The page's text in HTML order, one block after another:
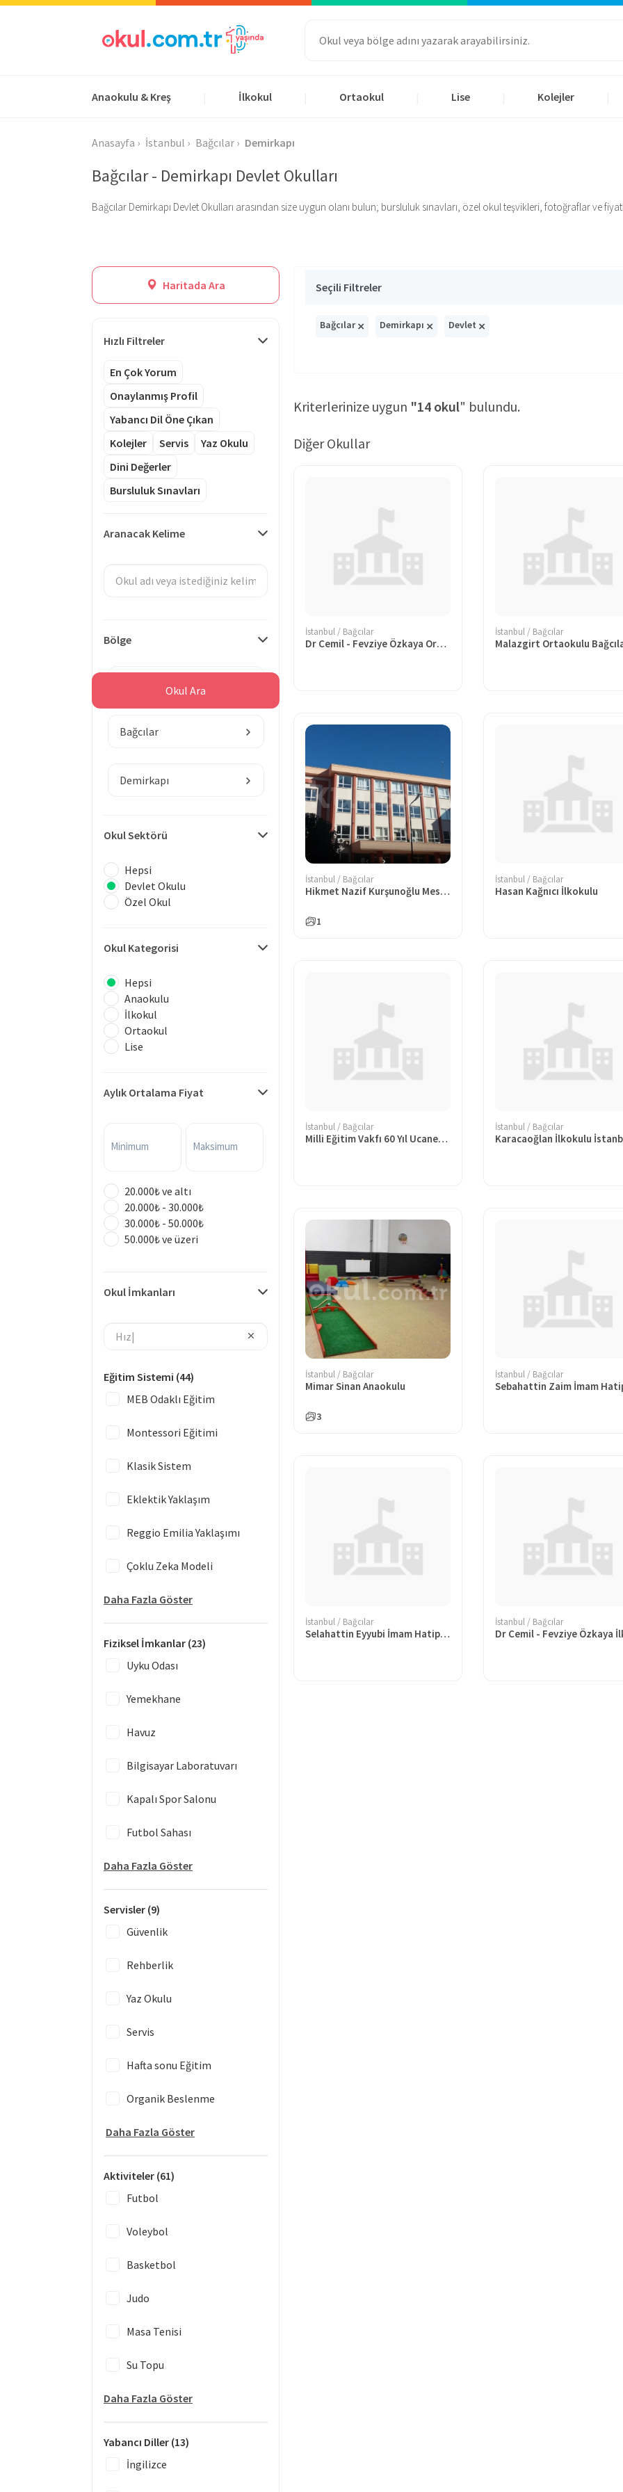
Anaokulu & Kreş İlkokul Ortaokul Lise Kolejler
Anasayfa İstanbul Bağcılar Demirkapı
Bağcılar - Demirkapı Devlet Okulları
Bağcılar Demirkapı Devlet Okulları arasından size uygun olanı bulun; bursluluk sınavları, özel okul teşvikleri, fotoğraflar ve
Haritada Ara
Hızlı Filtreler
En Çok Yorum
Onaylanmış Profil
Yabancı Dil Öne Çıkan
Kolejler
Servis
Yaz Okulu
Dini Değerler
Bursluluk Sınavları
Aranacak Kelime
Bölge
Bağcılar
Demirkapı
Okul Sektörü
Hepsi
Devlet Okulu
Özel Okul
Okul Kategorisi
Hepsi
Anaokulu
İlkokul
Ortaokul
Lise
Aylık Ortalama Fiyat
Minimum Maksimum
20.000₺ ve altı
20.000₺ - 30.000₺
30.000₺ - 50.000₺
50.000₺ ve üzeri
Okul İmkanları
Eğitim Sistemi (44)
MEB Odaklı Eğitim
Montessori Eğitimi
Klasik Sistem
Eklektik Yaklaşım
Reggio Emilia Yaklaşımı
Çoklu Zeka Modeli
Daha Fazla Göster
Fiziksel İmkanlar (23)
Uyku Odası
Yemekhane
Havuz
Bilgisayar Laboratuvarı
Kapalı Spor Salonu
Futbol Sahası
Daha Fazla Göster
Servisler (9)
Güvenlik
Rehberlik
Yaz Okulu
Servis
Hafta sonu Eğitim
Organik Beslenme
Daha Fazla Göster
Aktiviteler (61)
Futbol
Voleybol
Basketbol
Judo
Masa Tenisi
Su Topu
Daha Fazla Göster
Yabancı Diller (13)
İngilizce
Okul Ara
Seçili Filtreler
Bağcılar× Demirkapı × Devlet ×
Kriterlerinize uygun "14 okul" bulundu.
Diğer Okullar
İstanbul / Bağcılar
Dr Cemil - Fevziye Özkaya Ortaokulu
İstanbul / Bağcılar
Malazgirt Ortaokulu
İstanbul / Bağcılar
Hikmet Nazif Kurşunoğlu Mesleki ve Teknik Anadolu Lisesi
1
İstanbul / Bağcılar
Hasan Kağnıcı İlkokulu
İstanbul / Bağcılar
Milli Eğitim Vakfı 60 Yıl Ucanevler Ortaokulu
İstanbul / Bağcılar
Karacaoğlan İlkokulu
İstanbul / Bağcılar
Mimar Sinan Anaokulu
3
İstanbul / Bağcılar
İstanbul / Bağcılar
Selahattin Eyyubi İmam Hatip Lisesi
İstanbul / Bağcılar